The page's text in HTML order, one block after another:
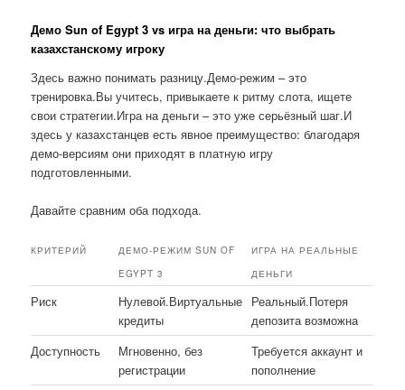
Демо Sun of Egypt 3 vs игра на деньги: что выбрать
казахстанскому игроку
Здесь важно понимать разницу.Демо-режим – это
тренировка.Вы учитесь, привыкаете к ритму слота, ищете
свои стратегии.Игра на деньги – это уже серьёзный шаг.И
здесь у казахстанцев есть явное преимущество: благодаря
демо-версиям они приходят в платную игру
подготовленными.
Давайте сравним оба подхода.
КРИТЕРИЙ
ДЕМО-РЕЖИМ SUN OF
EGYPT 3
ИГРА НА РЕАЛЬНЫЕ
ДЕНЬГИ
Риск
Нулевой.Виртуальные
кредиты
Реальный.Потеря
депозита возможна
Доступность
Мгновенно, без
регистрации
Требуется аккаунт и
пополнение